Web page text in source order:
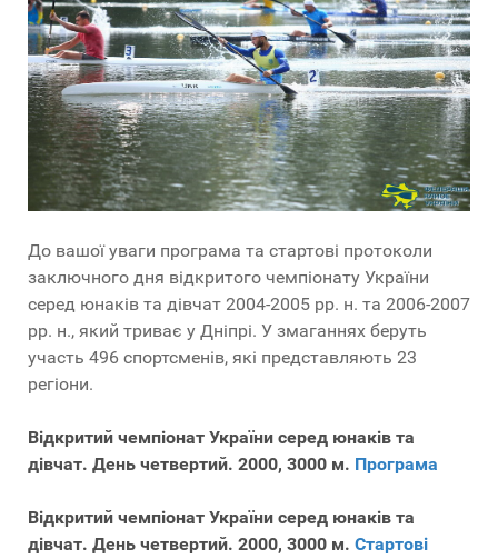
До вашої уваги програма та стартові протоколи
заключного дня відкритого чемпіонату України
серед юнаків та дівчат 2004-2005 рр. н. та 2006-2007
рр. н., який триває у Дніпрі. У змаганнях беруть
участь 496 спортсменів, які представляють 23
регіони.
Відкритий чемпіонат України серед юнаків та
дівчат. День четвертий. 2000, 3000 м. Програма
Відкритий чемпіонат України серед юнаків та
дівчат. День четвертий. 2000, 3000 м. Стартові